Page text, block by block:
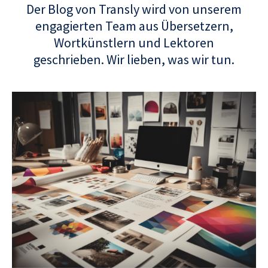
Der Blog von Transly wird von unserem
engagierten Team aus Übersetzern,
Wortkünstlern und Lektoren
geschrieben. Wir lieben, was wir tun.